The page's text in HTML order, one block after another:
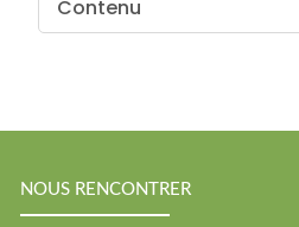
Contenu
NOUS RENCONTRER